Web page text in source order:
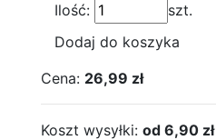
Ilość:
szt.
Dodaj do koszyka
Cena: 26,99 zł
Koszt wysyłki: od 6,90 zł